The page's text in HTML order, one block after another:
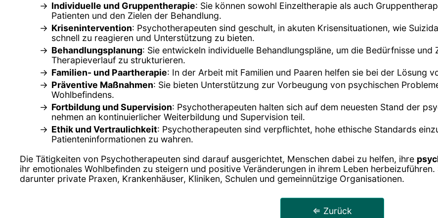
Individuelle und Gruppentherapie: Sie können sowohl Einzeltherapie als auch
Patienten und den Zielen der Behandlung.
Krisenintervention: Psychotherapeuten sind geschult, in akuten Krisensituationen, wie
schnell zu reagieren und Unterstützung zu bieten.
Behandlungsplanung: Sie entwickeln individuelle Behandlungspläne, um die Bedürfnisse
Therapieverlauf zu strukturieren.
Familien- und Paartherapie: In der Arbeit mit Familien und Paaren helfen sie bei der Lösung
Präventive Maßnahmen: Sie bieten Unterstützung zur Vorbeugung von psychischen
Wohlbefindens.
Fortbildung und Supervision: Psychotherapeuten halten sich auf dem neuesten Stand der
nehmen an kontinuierlicher Weiterbildung und Supervision teil.
Ethik und Vertraulichkeit: Psychotherapeuten sind verpflichtet, hohe ethische Standards
Patienteninformationen zu wahren.
Die Tätigkeiten von Psychotherapeuten sind darauf ausgerichtet, Menschen dabei zu helfen, ihre
ihr emotionales Wohlbefinden zu steigern und positive Veränderungen in ihrem Leben
darunter private Praxen, Krankenhäuser, Kliniken, Schulen und gemeinnützige Organisationen.
⇐ Zurück